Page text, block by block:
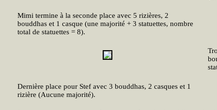
Mimi termine à la seconde place avec 5 rizières, 2
bouddhas et 1 casque (une majorité + 3 statuettes, nombre
total de statuettes = 8).
Dernière place pour Stef avec 3 bouddhas, 2 casques et 1
rizière (Aucune majorité).